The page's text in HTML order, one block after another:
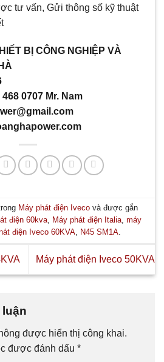
tư vấn, Gửi thông số kỹ thuật
BỊ CÔNG NGHIỆP VÀ
0707 Mr. Nam
Máy phát điện Iveco và được gắn
điện 60kva, Máy phát điện Italia,máy
điện Iveco 60KVA, N45 SM1A.
Máy phát điện Iveco 50KVA
được hiển thị công khai.
được đánh dấu *